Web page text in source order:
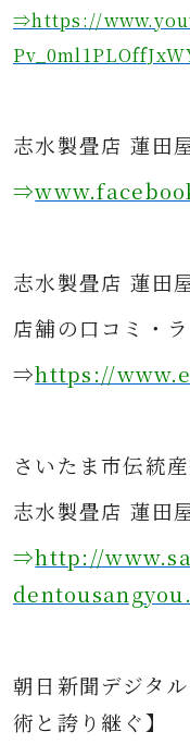
⇒https://
志水製畳店 蓮田
⇒
志水製畳店 蓮田
店舗の口コミ・
⇒https://
さ いたま市伝統
志水製畳店 蓮田
⇒http://
朝日新聞デジタ
術と誇り継ぐ】